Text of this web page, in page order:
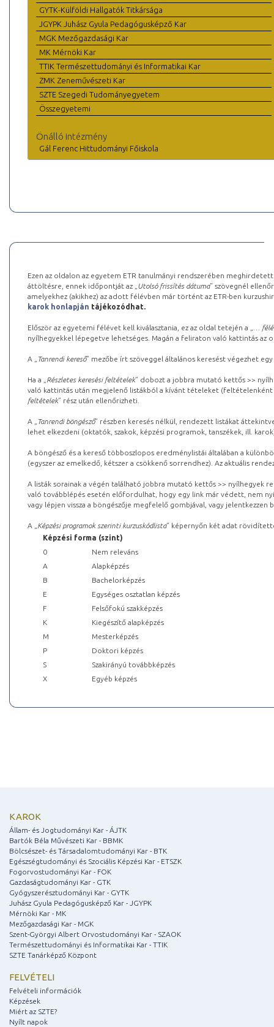
GYTK-Külföldi Hallgatók Titkársága
JGYPK Juhász Gyula Pedagógusképző Kar
MGK Mezőgazdasági Kar
MK Mérnöki Kar
TTIK Természettudományi és Informatikai Kar
ZMK Zeneművészeti Kar
SZTE Szegedi Tudományegyetem
Összegyetemi
Önálló intézmény
Gál Ferenc Hittudományi Főiskola
Ezen az oldalon az egyetem ETR tanulmányi rendszerében
áttöltésre, ennek időpontját az „ Utolsó frissítés dátuma” szövegnél
amelyekhez (akikhez) az adott félévben már történt az ETR-ben
karok honlapján tájékozódhat.
Először az egyetemi félévet kell kiválasztania, ez az oldal tetején a „
…
nyílhegyekkel lépegetve lehetséges. Magán a feliraton való kattintás az
A „ Tanrendi kereső” mezőbe írt szöveggel általános keresést végezhet
Ha a „ Részletes keresési feltételek” dobozt a jobbra mutató kettős >>
való kattintás után megjelenő listákból a kívánt tételeket (feltételenként
feltételek” rész után ellenőrizheti.
A „ Tanrendi böngésző” részben keresés nélkül, rendezett listákat
lehet elkezdeni (oktatók, szakok, képzési programok, tanszékek, ill.
A böngésző és a kereső többoszlopos eredménylistái általában a
(egyszer az emelkedő, kétszer a csökkenő sorrendhez). Az aktuális
A listák sorainak a végén található jobbra mutató kettős >> nyílhegyek
való továbblépés esetén előfordulhat, hogy egy link már védett, nem
vagy lépjen vissza a böngészője megfelelő gombjával, vagy
A „ Képzési programok szerinti kurzuskódlista” képernyőn két adat
Képzési forma (szint)
0
Nem releváns
A
Alapképzés
B
Bachelorképzés
E
Egységes osztatlan képzés
F
Felsőfokú szakképzés
K
Kiegészítő alapképzés
M
Mesterképzés
P
Doktori képzés
S
Szakirányú továbbképzés
X
Egyéb képzés
KAROK
Állam- és Jogtudományi Kar - ÁJTK
Bartók Béla Művészeti Kar - BBMK
Bölcsészet- és Társadalomtudományi Kar - BTK
Egészségtudományi és Szociális Képzési Kar - ETSZK
Fogorvostudományi Kar - FOK
Gazdaságtudományi Kar - GTK
Gyógyszerésztudományi Kar - GYTK
Juhász Gyula Pedagógusképző Kar - JGYPK
Mérnöki Kar - MK
Mezőgazdasági Kar - MGK
Szent-Györgyi Albert Orvostudományi Kar - SZAOK
Természettudományi és Informatikai Kar - TTIK
SZTE Tanárképző Központ
FELVÉTELI
Felvételi információk
Képzések
Miért az SZTE?
Nyílt napok